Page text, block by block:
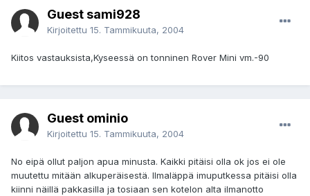
Guest sami928
Kirjoitettu 15. Tammikuuta, 2004
Kiitos vastauksista,Kyseessä on tonninen Rover Mini vm.-90
Guest ominio
Kirjoitettu 15. Tammikuuta, 2004
No eipä ollut paljon apua minusta. Kaikki pitäisi olla ok jos ei ole
muutettu mitään alkuperäisestä. Ilmaläppä imuputkessa pitäisi olla
kiinni näillä pakkasilla ja tosiaan sen kotelon alta ilmanotto